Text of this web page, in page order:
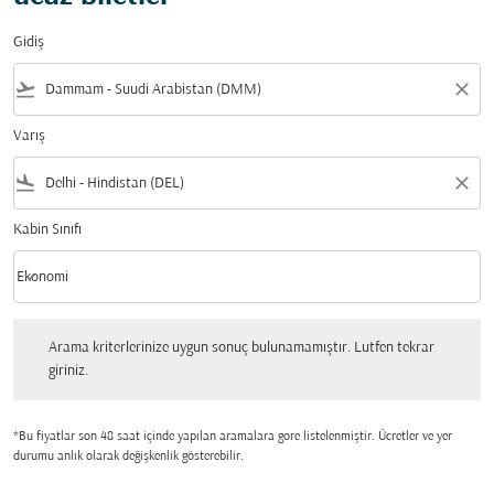
Gidiş
flight_takeoff close
Varış
flight_land close
Kabin Sınıfı
Kabin Sınıfı option Ekonomi Selected
Ekonomi
keyboard_arrow_down
Arama kriterlerinize uygun sonuç bulunamamıştır. Lutfen tekrar
giriniz.
*Bu fiyatlar son 48 saat içinde yapılan aramalara gore listelenmiştir. Ücretler ve yer
durumu anlık olarak değişkenlik gösterebilir.